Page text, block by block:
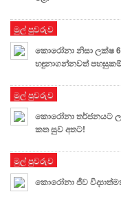
මුල් පුවරුව
කොරෝනා නිසා ලක්ෂ
හඳුනාගන්නවත් පහසුකම්
මුල් පුවරුව
කොරෝනා තර්ජනයට
කත සුව අතට!
මුල් පුවරුව
කොරෝනා ජීව